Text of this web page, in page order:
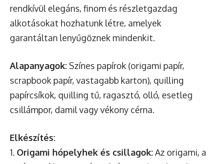
rendkívül elegáns, finom és részletgazdag
alkotásokat hozhatunk létre, amelyek
garantáltan lenyűgöznek mindenkit.
Alapanyagok: Színes papírok (origami papír,
scrapbook papír, vastagabb karton), quilling
papírcsíkok, quilling tű, ragasztó, olló, esetleg
csillámpor, damil vagy vékony cérna.
Elkészítés:
1. Origami hópelyhek és csillagok:Az origami, a